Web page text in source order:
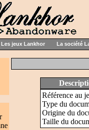
Les jeux Lankhor La société
Référence au
Type du
Origine du
Taille du